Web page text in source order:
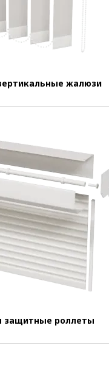
жалюзи
защитные роллеты